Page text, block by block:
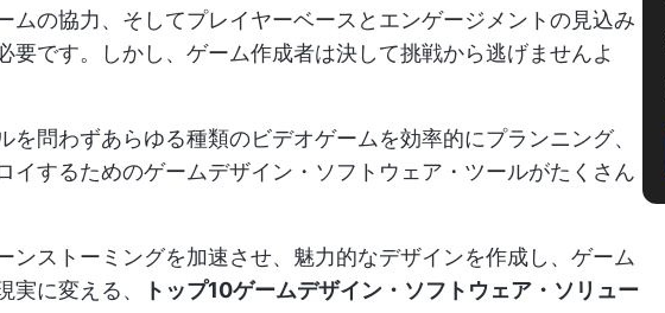
ムの協力、そしてプレイヤーベースとエンゲージメントの見込み
要です。しかし、ゲーム作成者は決して挑戦から逃げませんよ
を問わずあらゆる種類のビデオゲームを効率的にプランニング、
イするためのゲームデザイン・ソフトウェア・ツールがたくさん
ンストーミングを加速させ、魅力的なデザインを作成し、ゲーム
実に変える、
トップ10ゲームデザイン・ソフトウェア・ソリュー